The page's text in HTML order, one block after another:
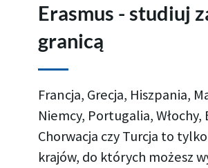
Erasmus - studiuj
granicą
Francja, Grecja, Hiszpania,
Niemcy, Portugalia, Włochy,
Chorwacja czy Turcja to
krajów, do których możesz